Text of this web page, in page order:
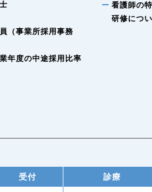
（事業所採用事務
年度の中途採用比率
看護師の
研修につ
受付 診療